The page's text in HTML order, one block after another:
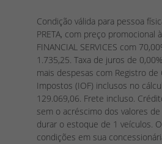
Condição válida para pessoa
PRETA, com preço
FINANCIAL SERVICES com
1.735,25. Taxa de juros de
mais despesas com Registro
Impostos (IOF) inclusos no
129.069,06. Frete incluso.
sem o acréscimo dos valores
durar o estoque de 1 veículos.
condições em sua